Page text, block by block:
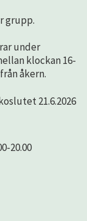
grupp.
under
klockan 16-
åkern.
21.6.2026
20.00